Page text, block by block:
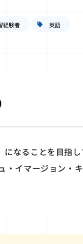
経験者 英語
なることを目指
・イマージョン・